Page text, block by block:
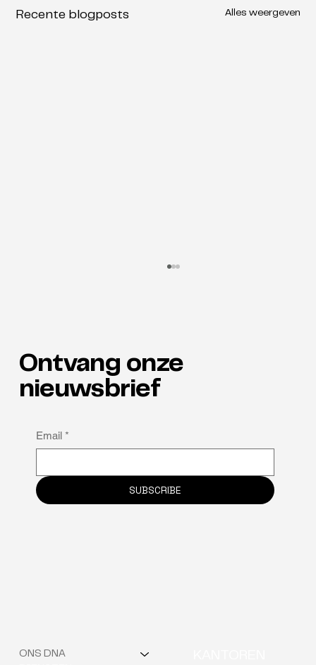
Recente blogposts Alles weergeven
Talenten in de spotlight
Ontvang onze
nieuwsbrief
Email *
SUBSCRIBE
ONS DNA